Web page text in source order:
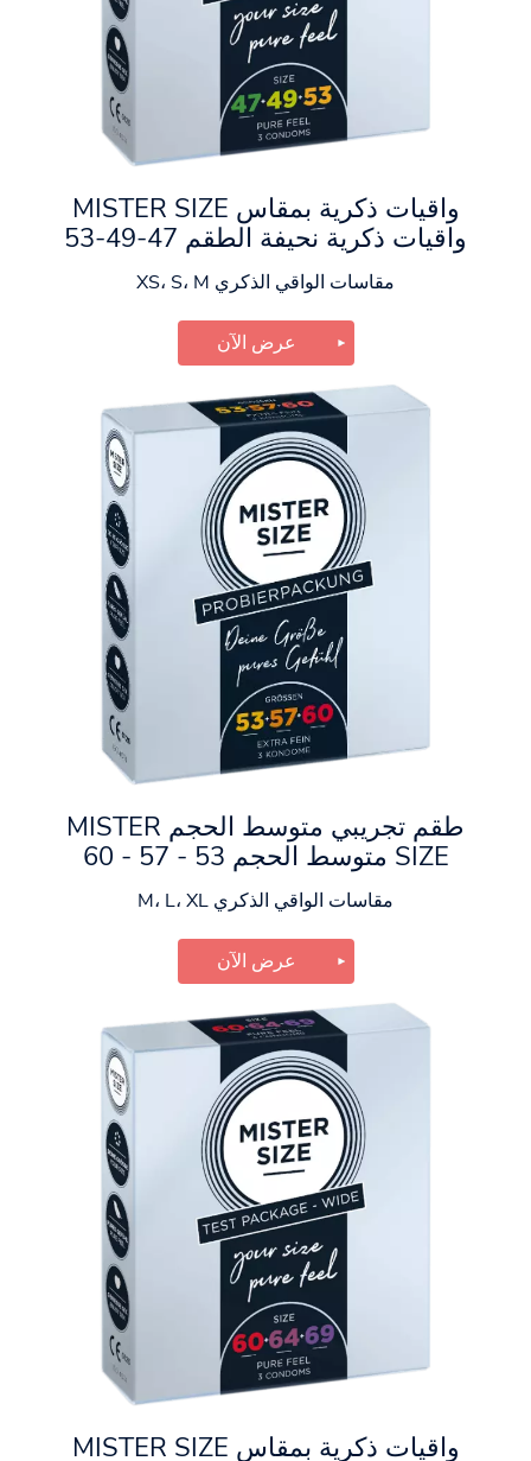
واقيات ذكرية بمقاس MISTER SIZE
واقيات ذكرية نحيفة الطقم 47-49-53
مقاسات الواقي الذكري XS، S، M
عرض الآن
طقم تجريبي متوسط الحجم MISTER
SIZE متوسط الحجم 53 - 57 - 60
مقاسات الواقي الذكري M، L، XL
عرض الآن
واقيات ذكرية بمقاس MISTER SIZE